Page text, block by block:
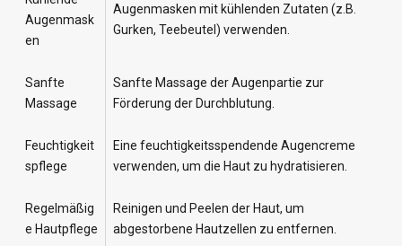
Augenmask
en
Augenmasken mit kühlenden Zutaten (z.B.
Gurken, Teebeutel) verwenden.
Sanfte
Massage
Sanfte Massage der Augenpartie zur
Förderung der Durchblutung.
Feuchtigkeit
spflege
Eine feuchtigkeitsspendende Augencreme
verwenden, um die Haut zu hydratisieren.
Regelmäßig
e Hautpflege
Reinigen und Peelen der Haut, um
abgestorbene Hautzellen zu entfernen.